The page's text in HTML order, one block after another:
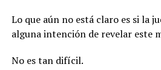
Lo que aún no está claro es si la
alguna intención de revelar este
No es tan difícil.